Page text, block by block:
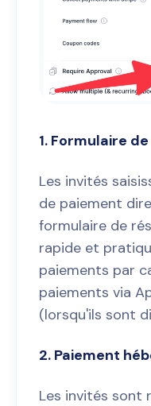
1. Formulaire
Les invités
de paiement
formulaire de
rapide et
paiements par
paiements via
(lorsqu'ils sont
2. Paiement
Les invités sont